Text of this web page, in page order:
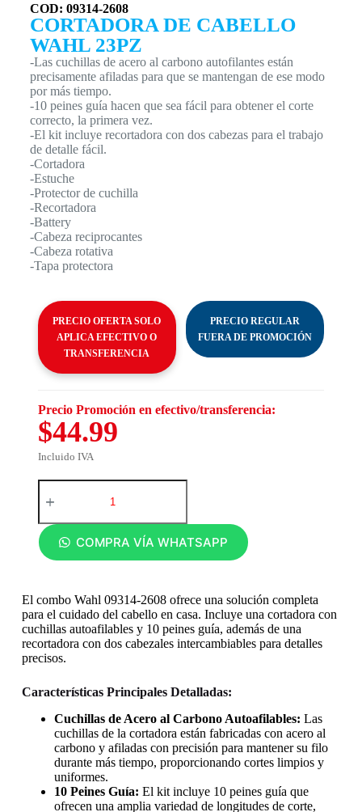
COD: 09314-2608
CORTADORA DE CABELLO
WAHL 23PZ
-Las cuchillas de acero al carbono autofilantes están
precisamente afiladas para que se mantengan de ese modo
por más tiempo.
-10 peines guía hacen que sea fácil para obtener el corte
correcto, la primera vez.
-El kit incluye recortadora con dos cabezas para el trabajo
de detalle fácil.
-Cortadora
-Estuche
-Protector de cuchilla
-Recortadora
-Battery
-Cabeza reciprocantes
-Cabeza rotativa
-Tapa protectora
PRECIO OFERTA SOLO
APLICA EFECTIVO O
TRANSFERENCIA
PRECIO REGULAR
FUERA DE PROMOCIÓN
Precio Promoción en efectivo/transferencia:
$44.99
Incluido IVA
COMPRA VÍA WHATSAPP
El combo Wahl 09314-2608 ofrece una solución completa
para el cuidado del cabello en casa. Incluye una cortadora con
cuchillas autoafilables y 10 peines guía, además de una
recortadora con dos cabezales intercambiables para detalles
precisos.
Características Principales Detalladas:
Cuchillas de Acero al Carbono Autoafilables: Las
cuchillas de la cortadora están fabricadas con acero al
carbono y afiladas con precisión para mantener su filo
durante más tiempo, proporcionando cortes limpios y
uniformes.
10 Peines Guía: El kit incluye 10 peines guía que
ofrecen una amplia variedad de longitudes de corte,